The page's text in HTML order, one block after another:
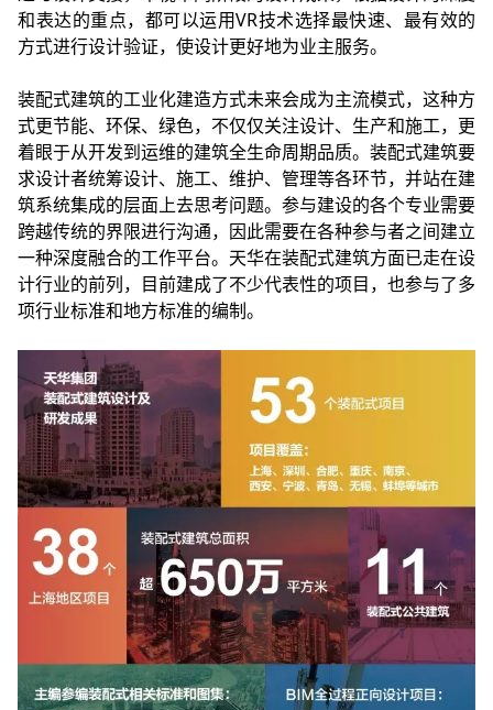
和表达的重点，都可以运用VR技术选择最快速、最有效的
方式进行设计验证，使设计更好地为业主服务。
装配式建筑的工业化建造方式未来会成为主流模式，这种方
式更节能、环保、绿色，不仅仅关注设计、生产和施工，更
着眼于从开发到运维的建筑全生命周期品质。装配式建筑要
求设计者统筹设计、施工、维护、管理等各环节，并站在建
筑系统集成的层面上去思考问题。参与建设的各个专业需要
跨越传统的界限进行沟通，因此需要在各种参与者之间建立
一种深度融合的工作平台。天华在装配式建筑方面已走在设
计行业的前列，目前建成了不少代表性的项目，也参与了多
项行业标准和地方标准的编制。